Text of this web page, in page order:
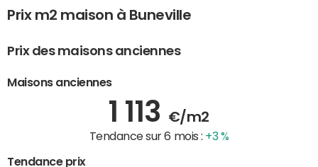
Prix m2 maison à Buneville
Prix des maisons anciennes
Maisons anciennes
1 113 €/m2
Tendance sur 6 mois : +3 %
Tendance prix